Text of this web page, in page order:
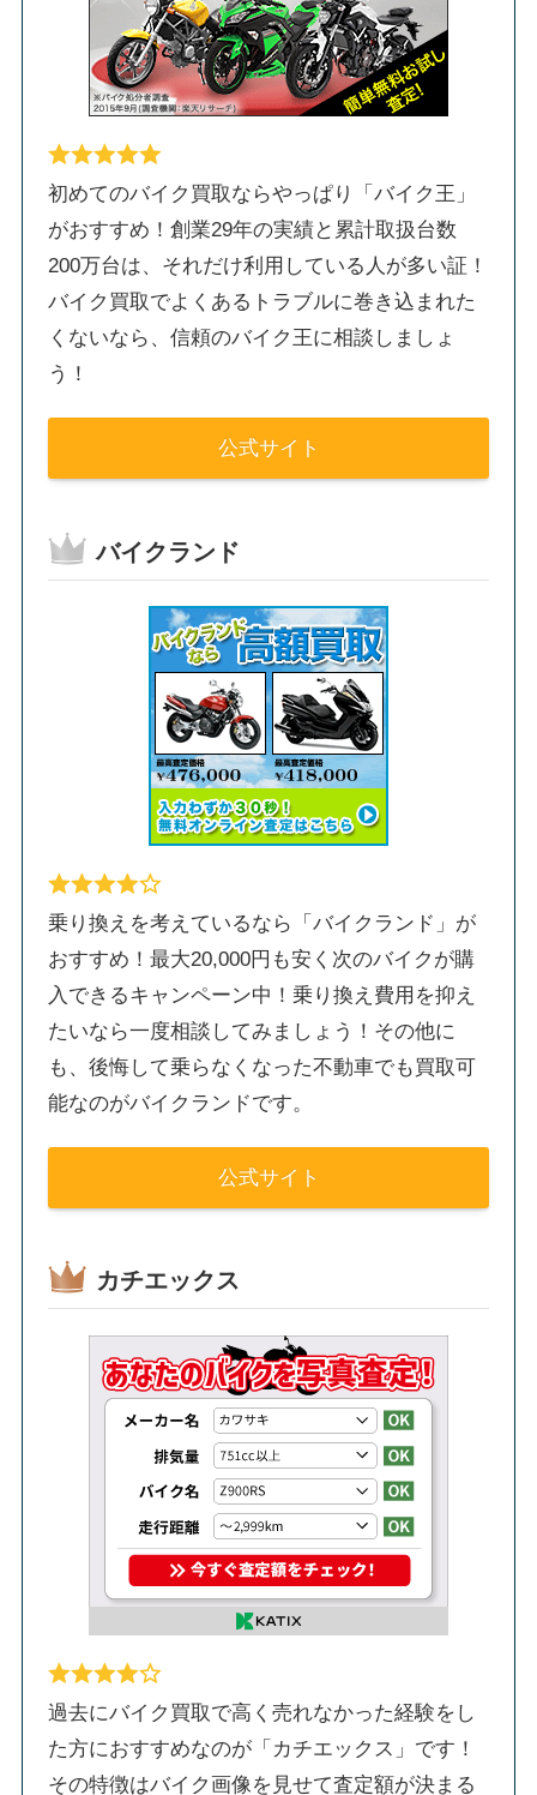
初めてのバイク買取ならやっぱり「バイク王」
がおすすめ！創業29年の実績と累計取扱台数
200万台は、それだけ利用している人が多い証！
バイク買取でよくあるトラブルに巻き込まれた
くないなら、信頼のバイク王に相談しましょ
う！
公式サイト
バイクランド
乗り換えを考えているなら「バイクランド」が
おすすめ！最大20,000円も安く次のバイクが購
入できるキャンペーン中！乗り換え費用を抑え
たいなら一度相談してみましょう！その他に
も、後悔して乗らなくなった不動車でも買取可
能なのがバイクランドです。
公式サイト
カチエックス
過去にバイク買取で高く売れなかった経験をし
た方におすすめなのが「カチエックス」です！
その特徴はバイク画像を見せて査定額が決まる